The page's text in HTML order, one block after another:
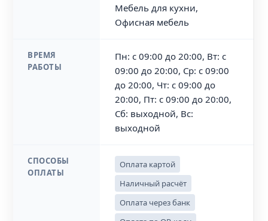
Мебель для кухни,
Офисная мебель
ВРЕМЯ
РАБОТЫ
Пн: с 09:00 до 20:00, Вт: с
09:00 до 20:00, Ср: с 09:00
до 20:00, Чт: с 09:00 до
20:00, Пт: с 09:00 до 20:00,
Сб: выходной, Вс:
выходной
СПОСОБЫ
ОПЛАТЫ
Оплата картой
Наличный расчёт
Оплата через банк